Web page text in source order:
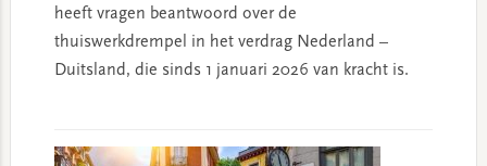
heeft vragen beantwoord over de
thuiswerkdrempel in het verdrag Nederland –
Duitsland, die sinds 1 januari 2026 van kracht is.